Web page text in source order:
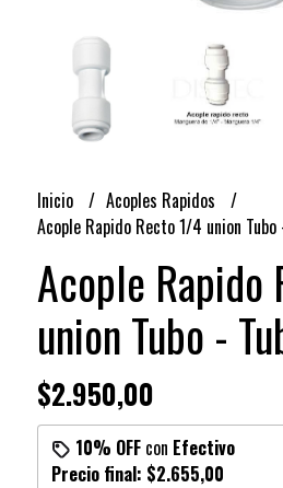
Inicio
Acoples Rapidos
Acople Rapido Recto 1/4 union Tubo
Acople
union Tubo -
$2.950,00
10% OFFcon Efectivo
Precio final: $2.655,00